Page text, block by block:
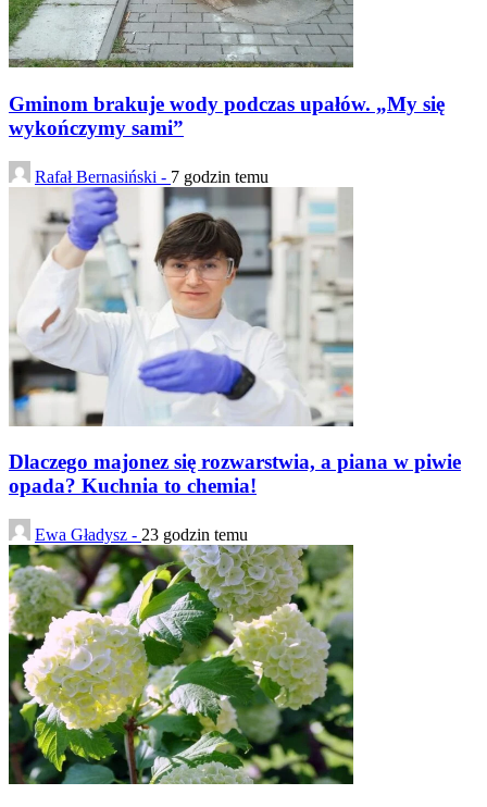
Gminom brakuje wody podczas upałów. „My się
wykończymy sami”
Rafał Bernasiński - 7 godzin temu
Dlaczego majonez się rozwarstwia, a piana w piwie
opada? Kuchnia to chemia!
Ewa Gładysz - 23 godzin temu